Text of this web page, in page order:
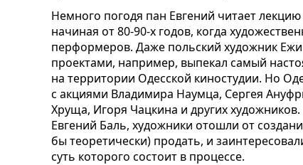
Немного погодя пан Евгений читает
начиная от 80-90-х годов, когда
перформеров. Даже польский художник
проектами, например, выпекал самый
на территории Одесской киностудии. Но
с акциями Владимира Наумца, Сергея
Хруща, Игоря Чацкина и других
Евгений Баль, художники отошли от
бы теоретически) продать, и
суть которого состоит в процессе.